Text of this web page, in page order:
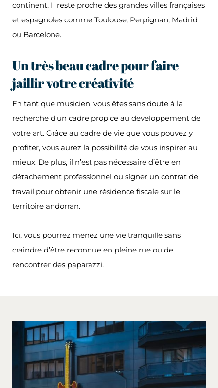
continent. Il reste proche des grandes villes françaises
et espagnoles comme Toulouse, Perpignan, Madrid
ou Barcelone.
Un très beau cadre pour faire
jaillir votre créativité
En tant que musicien, vous êtes sans doute à la
recherche d’un cadre propice au développement de
votre art. Grâce au cadre de vie que vous pouvez y
profiter, vous aurez la possibilité de vous inspirer au
mieux. De plus, il n’est pas nécessaire d’être en
détachement professionnel ou signer un contrat de
travail pour obtenir une résidence fiscale sur le
territoire andorran.
Ici, vous pourrez menez une vie tranquille sans
craindre d’être reconnue en pleine rue ou de
rencontrer des paparazzi.